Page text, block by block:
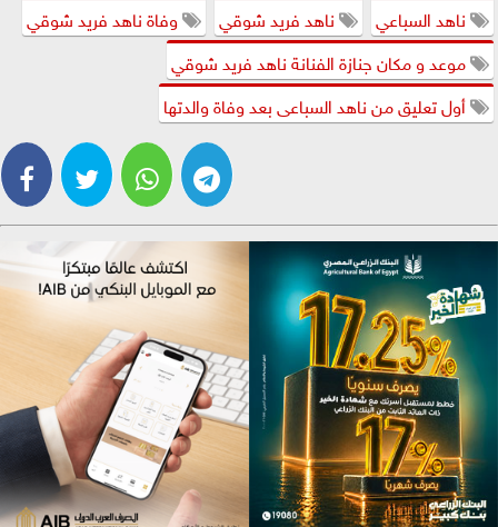
ناهد السباعي
ناهد فريد شوقي
وفاة ناهد فريد شوقي
موعد و مكان جنازة الفنانة ناهد فريد شوقي
أول تعليق من ناهد السباعى بعد وفاة والدتها